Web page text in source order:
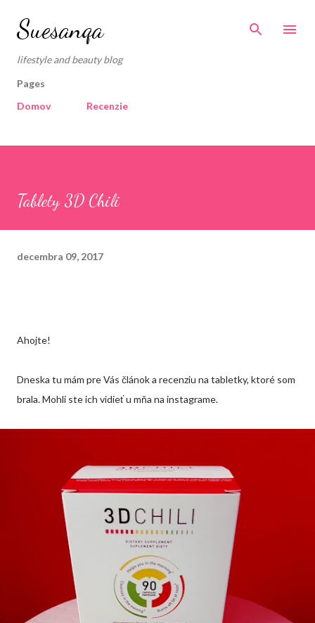
Suesanqa
lifestyle and beauty blog
Pages
Domov
Recenzie
Tablety 3D Chili
decembra 09, 2017
Ahojte!
Dneska tu mám pre Vás článok a recenziu na tabletky, ktoré som
brala. Mohli ste ich vidieť u mňa na instagrame.